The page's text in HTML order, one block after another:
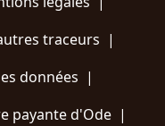
traceurs |
données |
payante d'Ode |